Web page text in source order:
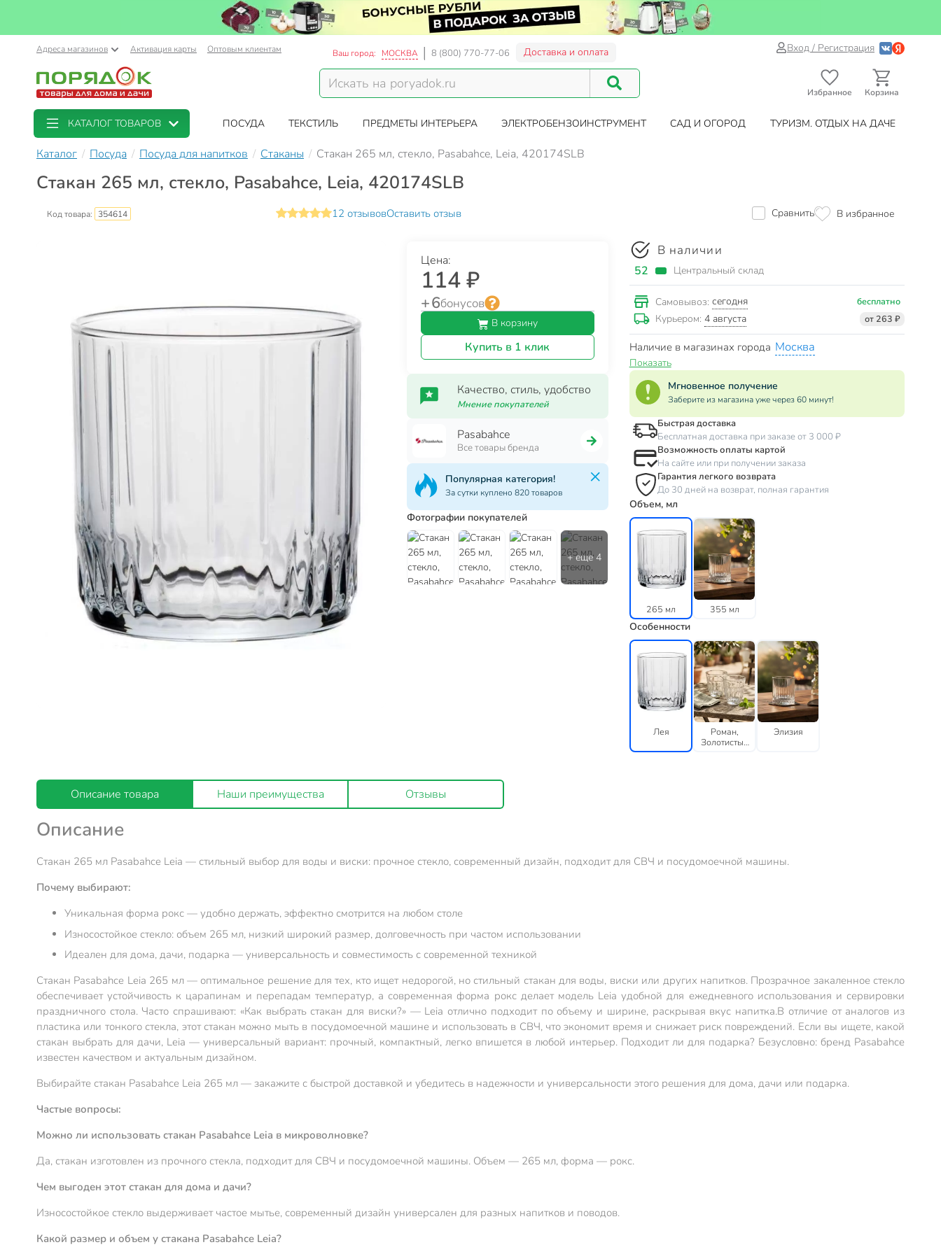
Адреса магазинов Активация карты Оптовым клиентам Ваш город: МОСКВА 8 (800) 770-77-06 Доставка и оплата Вход / Регистрация
Избранное Корзина
КАТАЛОГ ТОВАРОВ ПОСУДА ТЕКСТИЛЬ ПРЕДМЕТЫ ИНТЕРЬЕРА ЭЛЕКТРОБЕНЗОИНСТРУМЕНТ САД И ОГОРОД ТУРИЗМ. ОТДЫХ НА ДАЧЕ
Каталог Посуда Посуда для напитков Стаканы Стакан 265 мл, стекло, Pasabahce, Leia, 420174SLB
Стакан 265 мл, стекло, Pasabahce, Leia, 420174SLB
Код товара: 354614 12 отзывовОставить отзыв Сравнить В избранное
Цена:
114 ₽
+ 6бонусов
В корзину
Купить в 1 клик
Качество, стиль, удобство
Мнение покупателей
Pasabahce
Все товары бренда
Популярная категория!
За сутки куплено 820 товаров
Фотографии покупателей
В наличии
52 Центральный склад
Самовывоз: сегодня бесплатно
Курьером: 4 августа от 263 ₽
Наличие в магазинах города Москва
Показать
Мгновенное получение
Заберите из магазина уже через 60 минут!
Быстрая доставка
Бесплатная доставка при заказе от 3 000 ₽
Возможность оплаты картой
На сайте или при получении заказа
Гарантия легкого возврата
До 30 дней на возврат, полная гарантия
Объем, мл
265 мл 355 мл
Особенности
Лея
Роман,
Золотистый
Элизия
Описание товара Наши преимущества Отзывы
Описание
Стакан 265 мл Pasabahce Leia — стильный выбор для воды и виски: прочное стекло, современный дизайн, подходит для СВЧ и посудомоечной машины.
Почему выбирают:
Уникальная форма рокс — удобно держать, эффектно смотрится на любом столе
Износостойкое стекло: объем 265 мл, низкий широкий размер, долговечность при частом использовании
Идеален для дома, дачи, подарка — универсальность и совместимость с современной техникой
Стакан Pasabahce Leia 265 мл — оптимальное решение для тех, кто ищет недорогой, но стильный стакан для воды, виски или других напитков. Прозрачное закаленное стекло
обеспечивает устойчивость к царапинам и перепадам температур, а современная форма рокс делает модель Leia удобной для ежедневного использования и сервировки
праздничного стола. Часто спрашивают: «Как выбрать стакан для виски?» — Leia отлично подходит по объему и ширине, раскрывая вкус напитка.В отличие от аналогов из
пластика или тонкого стекла, этот стакан можно мыть в посудомоечной машине и использовать в СВЧ, что экономит время и снижает риск повреждений. Если вы ищете, какой
стакан выбрать для дачи, Leia — универсальный вариант: прочный, компактный, легко впишется в любой интерьер. Подходит ли для подарка? Безусловно: бренд Pasabahce
известен качеством и актуальным дизайном.
Выбирайте стакан Pasabahce Leia 265 мл — закажите с быстрой доставкой и убедитесь в надежности и универсальности этого решения для дома, дачи или подарка.
Частые вопросы:
Можно ли использовать стакан Pasabahce Leia в микроволновке?
Да, стакан изготовлен из прочного стекла, подходит для СВЧ и посудомоечной машины. Объем — 265 мл, форма — рокс.
Чем выгоден этот стакан для дома и дачи?
Износостойкое стекло выдерживает частое мытье, современный дизайн универсален для разных напитков и поводов.
Какой размер и объем у стакана Pasabahce Leia?